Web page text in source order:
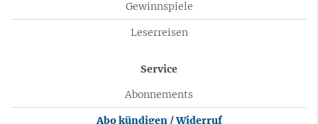
Gewinnspiele
Leserreisen
Service
Abonnements
Abo kündigen / Widerruf